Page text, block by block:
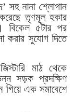
সহ নানা শ্লোগান
করেছে তৃণমূল হকার
বিকেল ৫টার পর
করার সুযোগ দিতে
মাঠ থেকে
সড়ক প্রদক্ষিণ
গিয়ে এক সমাবেশে